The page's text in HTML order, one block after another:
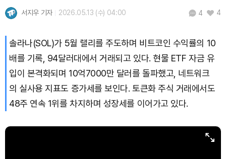
Bitcoin (BTC) ₩91,570,319(+0.38%)
서지우 기자 2026.05.13 (수) 04:00 4 4
솔라나(SOL)가 5월 랠리를 주도하며 비트코인 수익률의 10
배를 기록, 94달러대에서 거래되고 있다. 현물 ETF 자금 유
입이 본격화되며 10억7000만 달러를 돌파했고, 네트워크
의 실사용 지표도 증가세를 보인다. 토큰화 주식 거래에서도
48주 연속 1위를 차지하며 성장세를 이어가고 있다.